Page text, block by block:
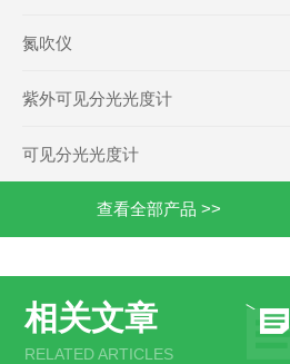
氮吹仪
紫外可见分光光度计
可见分光光度计
查看全部产品 >>
相关文章
RELATED ARTICLES